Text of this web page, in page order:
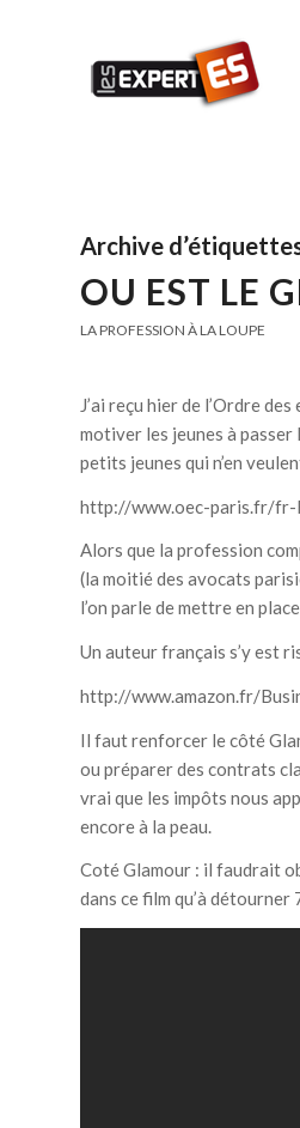
Archive
OU EST LE
LA PROFESSION À LA LOUPE
J’ai reçu hier de l’Ordre
motiver les jeunes à
petits jeunes qui n’en
http://www.oec-paris.fr/fr-
Alors que la profession
(la moitié des avocats
l’on parle de mettre en
Un auteur français s’y est
http://www.amazon.fr/
Il faut renforcer le côté
ou préparer des contrats
vrai que les impôts nous
encore à la peau.
Coté Glamour : il faudrait
dans ce film qu’à détourner